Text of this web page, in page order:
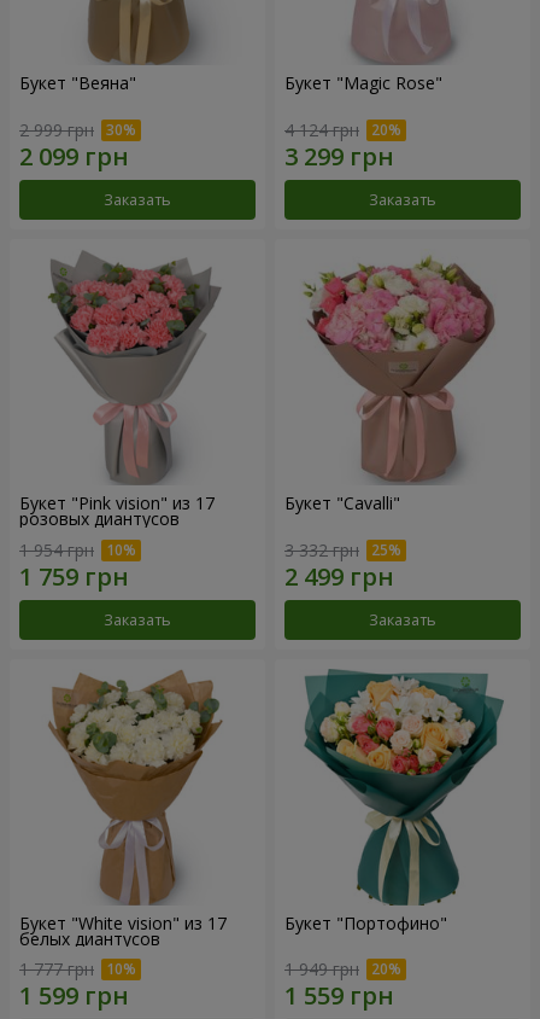
Букет "Веяна"
2 999 грн
Заказать
Букет "Magic Rose"
4 124 грн
Заказать
Букет "Pink vision" из 17
розовых диантусов
1 954 грн
Заказать
Букет "Cаvalli"
3 332 грн
Заказать
Букет "White vision" из 17
белых диантусов
1 777 грн
Букет "Портофино"
1 949 грн